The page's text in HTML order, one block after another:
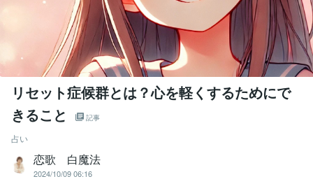
リセット症候群とは？心を軽くするためにで
きること
記事
占い
恋歌 白魔法
2024/10/09 06:16